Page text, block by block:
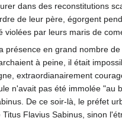
dans des reconstitutions
de leur père, égorgent
violées par leurs maris de
présence en grand nombre
à peine, il était
extraordianairement
n'avait pas été immolée "au
De ce soir-là, le préfet
Titus Flavius Sabinus, sinon